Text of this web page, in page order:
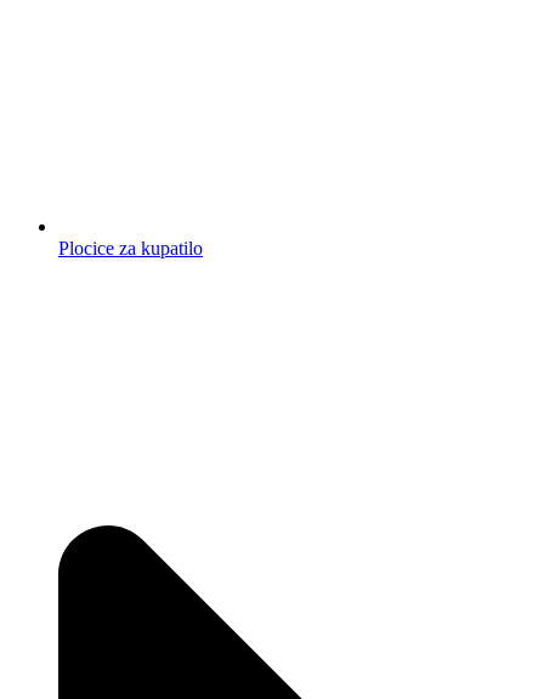
Plocice za kupatilo